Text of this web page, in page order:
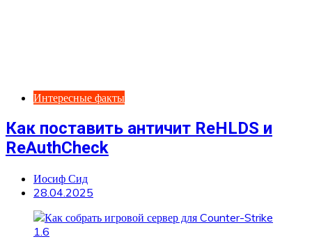
Интересные факты
Как поставить античит ReHLDS и
ReAuthCheck
Иосиф Сид
28.04.2025